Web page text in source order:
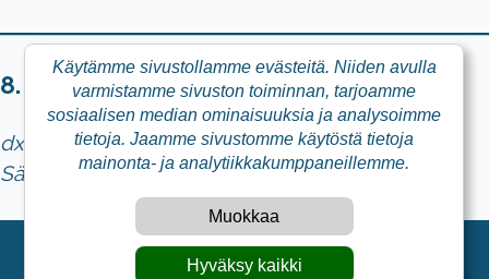
8. Yhteystiedot
dxw3
Sähköposti:info@dx-w3.com
WordPress theme.
Käytämme sivustollamme evästeitä. Niiden avulla
varmistamme sivuston toiminnan, tarjoamme
sosiaalisen median ominaisuuksia ja analysoimme
tietoja. Jaamme sivustomme käytöstä tietoja
mainonta- ja analytiikkakumppaneillemme.
Muokkaa
Hyväksy kaikki